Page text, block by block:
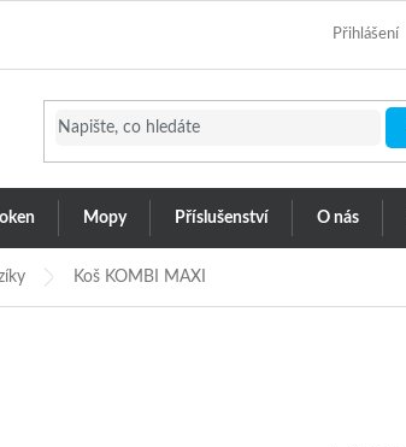
Přihlášení
Mopy Příslušenství O nás
Koš KOMBI MAXI